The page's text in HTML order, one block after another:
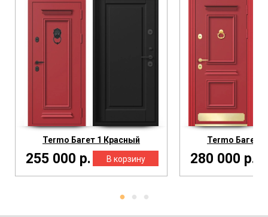
Termo Багет 1 Красный
255 000 р.
Termo Багет
280 000 р.